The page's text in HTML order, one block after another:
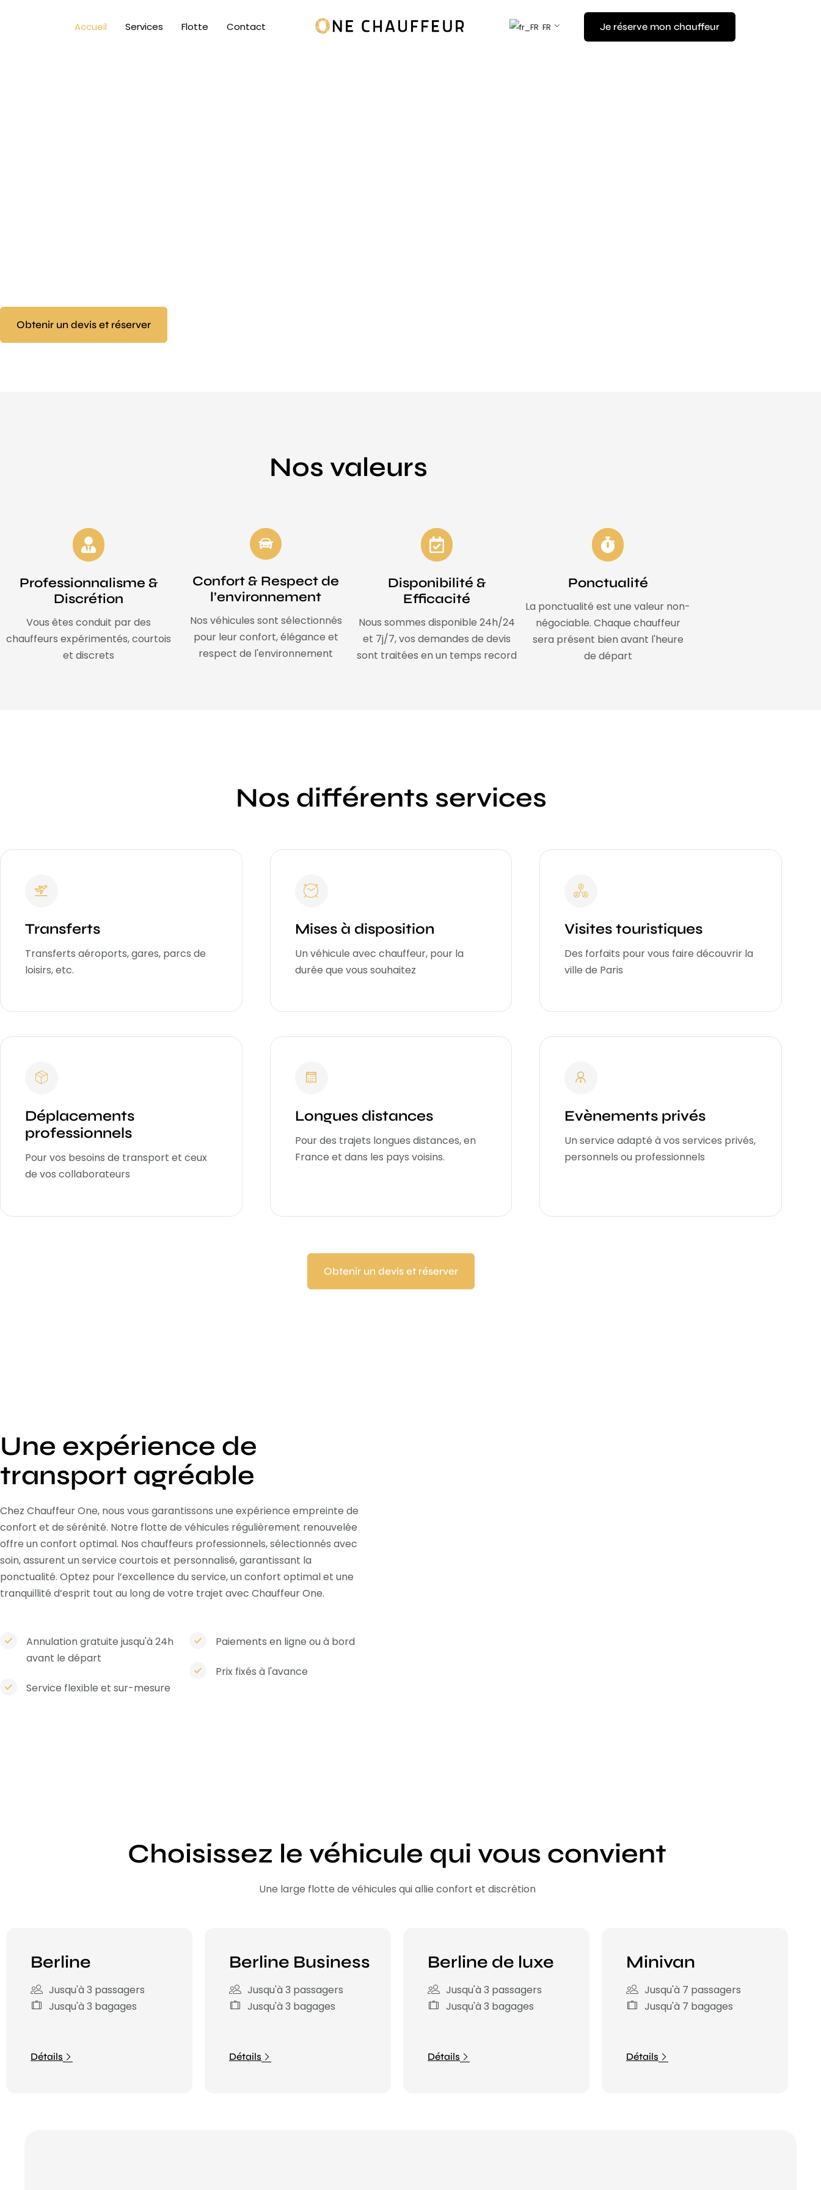
Accueil Services Flotte Contact FR Je réserve mon chauffeur
Obtenir un devis et réserver
Nos valeurs
Professionnalisme &
Discrétion
Vous êtes conduit par des
chauffeurs expérimentés, courtois
et discrets
Confort & Respect de
l’environnement
Nos véhicules sont sélectionnés
pour leur confort, élégance et
respect de l'environnement
Disponibilité &
Efficacité
Nous sommes disponible 24h/24
et 7j/7, vos demandes de devis
sont traitées en un temps record
Ponctualité
La ponctualité est une valeur non-
négociable. Chaque chauffeur
sera présent bien avant l'heure
de départ
Nos différents services
Transferts
Transferts aéroports, gares, parcs de
loisirs, etc.
Mises à disposition
Un véhicule avec chauffeur, pour la
durée que vous souhaitez
Visites touristiques
Des forfaits pour vous faire découvrir la
ville de Paris
Déplacements
professionnels
Pour vos besoins de transport et ceux
de vos collaborateurs
Longues distances
Pour des trajets longues distances, en
France et dans les pays voisins.
Evènements privés
Un service adapté à vos services privés,
personnels ou professionnels
Obtenir un devis et réserver
Une expérience de
transport agréable
Chez Chauffeur One, nous vous garantissons une expérience empreinte de
confort et de sérénité. Notre flotte de véhicules régulièrement renouvelée
offre un confort optimal. Nos chauffeurs professionnels, sélectionnés avec
soin, assurent un service courtois et personnalisé, garantissant la
ponctualité. Optez pour l’excellence du service, un confort optimal et une
tranquillité d’esprit tout au long de votre trajet avec Chauffeur One.
Annulation gratuite jusqu'à 24h
avant le départ
Service flexible et sur-mesure
Paiements en ligne ou à bord
Prix fixés à l'avance
Choisissez le véhicule qui vous convient
Une large flotte de véhicules qui allie confort et discrétion
Berline
Jusqu'à 3 passagers
Jusqu'à 3 bagages
Détails
Berline Business
Jusqu'à 3 passagers
Jusqu'à 3 bagages
Détails
Berline de luxe
Jusqu'à 3 passagers
Jusqu'à 3 bagages
Détails
Minivan
Jusqu'à 7 passagers
Jusqu'à 7 bagages
Détails